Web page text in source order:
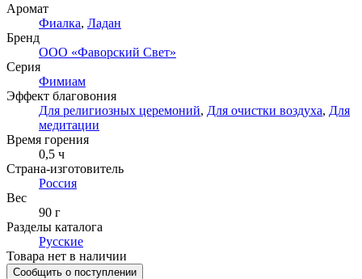
Аромат
Фиалка, Ладан
Бренд
ООО «Фаворский Свет»
Серия
Фимиам
Эффект благовония
Для религиозных церемоний, Для очистки воздуха, Для
медитации
Время горения
0,5 ч
Страна-изготовитель
Россия
Вес
90 г
Разделы каталога
Русские
Товара нет в наличии
Сообщить о поступлении